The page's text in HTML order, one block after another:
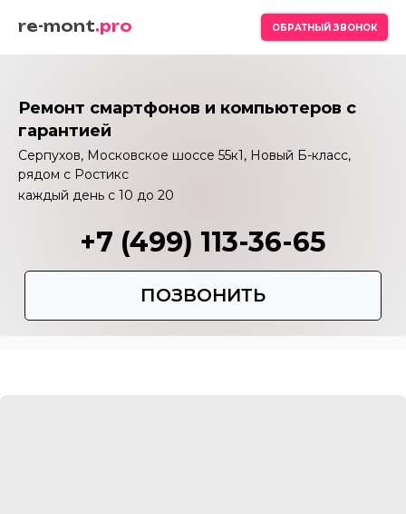
re-mont.pro ОБРАТНЫЙ ЗВОНОК
+7 (499) 113-36-65
каждый день с 10 до 20
Ремонт смартфонов и компьютеров с
гарантией
Серпухов, Московское шоссе 55к1, Новый Б-класс,
рядом с Ростикс
ПОЗВОНИТЬ